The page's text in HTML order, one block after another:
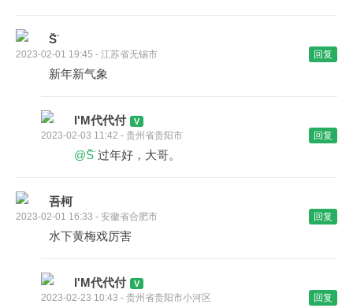
S̆̈
2023-02-01 19:45 - 江苏省无锡市 回复
新年新气象
I'M代代付
2023-02-03 11:42 - 贵州省贵阳市 回复
@S̆̈ 过年好，大哥。
吾柯
2023-02-01 16:33 - 安徽省合肥市 回复
水下黄梅戏厉害
I'M代代付
2023-02-23 10:43 - 贵州省贵阳市小河区 回复